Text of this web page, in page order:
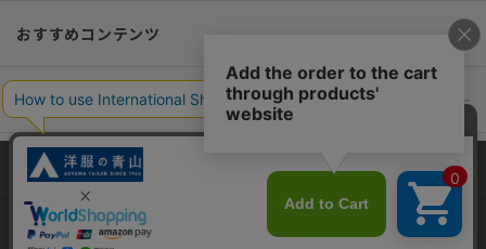
おすすめコンテンツ
ポリシー・企業情報
オーダースーツなら SHITATE
当サイトでは、快適な閲覧体験とコンテンツ改善のためにCookieを使用
しています。閲覧を続けることで、Cookieの使用に同意したものとみな
します。詳細については